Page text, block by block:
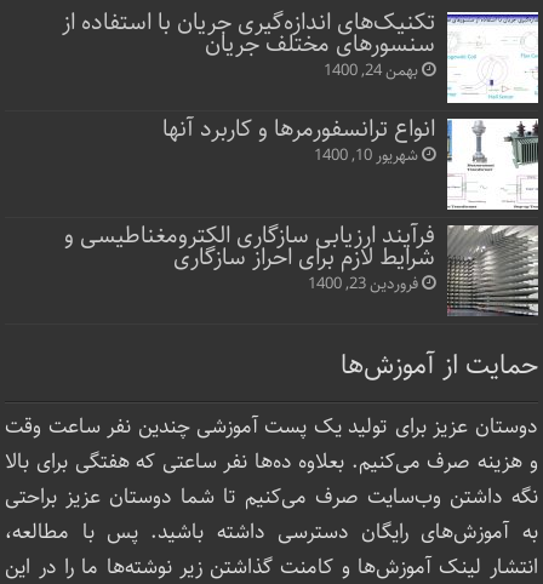
تکنیک‌های اندازه‌گیری جریان با استفاده از
سنسورهای مختلف جریان
بهمن 24, 1400
انواع ترانسفورمرها و کاربرد آنها
شهریور 10, 1400
فرآیند ارزیابی سازگاری الکترومغناطیسی و
شرایط لازم برای احراز سازگاری
فروردین 23, 1400
حمایت از آموزش‌ها
دوستان عزیز برای تولید یک پست آموزشی چندین نفر ساعت‌ وقت
و هزینه صرف می‌کنیم. بعلاوه ده‌ها نفر ساعتی که هفتگی برای بالا
نگه داشتن وب‌سایت صرف ‌می‌کنیم تا شما دوستان عزیز براحتی
به آموزش‌های رایگان دسترسی داشته باشید. پس با مطالعه،
انتشار لینک‌ آموزش‌ها و کامنت گذاشتن زیر نوشته‌‌ها ما را در این